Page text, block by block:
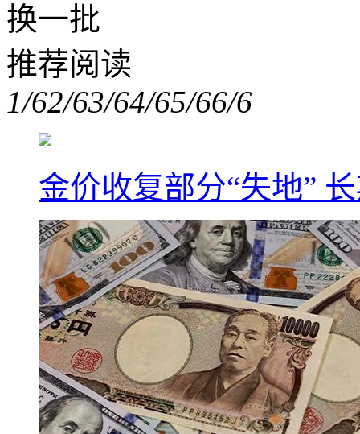
换一批
推荐阅读
1/62/63/64/65/66/6
金价收复部分“失地”